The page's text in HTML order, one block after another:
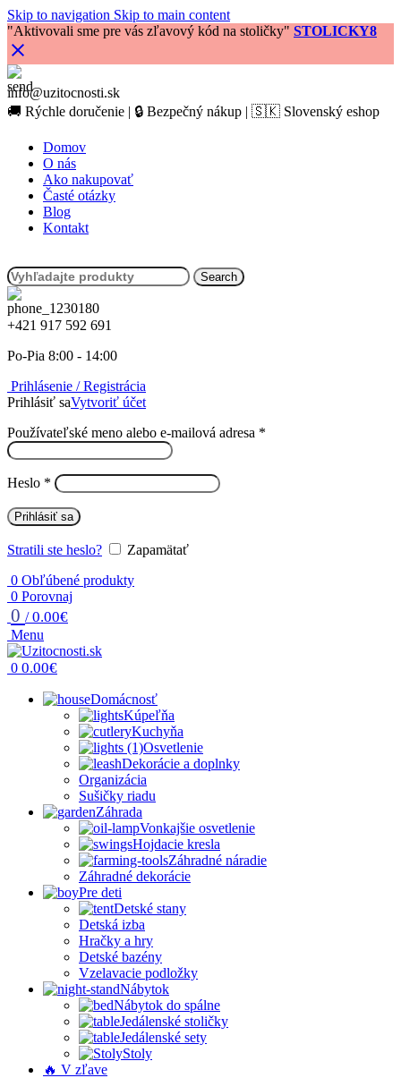
Skip to navigation Skip to main content
"Aktivovali sme pre vás zľavový kód na stoličky" STOLICKY8
info@uzitocnosti.sk
🚚 Rýchle doručenie | 🔒 Bezpečný nákup | 🇸🇰 Slovenský eshop
Domov
O nás
Ako nakupovať
Časté otázky
Blog
Kontakt
Search
+421 917 592 691
Po-Pia 8:00 - 14:00
Prihlásenie / Registrácia
Prihlásiť saVytvoriť účet
Používateľské meno alebo e-mailová adresa *
Heslo * Povinné
Prihlásiť sa
Stratili ste heslo?
Zapamätať
0 Obľúbené produkty
0 Porovnaj
0 / 0.00€
Menu
0 0.00€
Domácnosť
Kúpeľňa
Kuchyňa
Osvetlenie
Dekorácie a doplnky
Organizácia
Sušičky riadu
Záhrada
Vonkajšie osvetlenie
Hojdacie kresla
Záhradné náradie
Záhradné dekorácie
Pre deti
Detské stany
Detská izba
Hračky a hry
Detské bazény
Vzelavacie podložky
Nábytok
Nábytok do spálne
Jedálenské stoličky
Jedálenské sety
Stoly
🔥 V zľave